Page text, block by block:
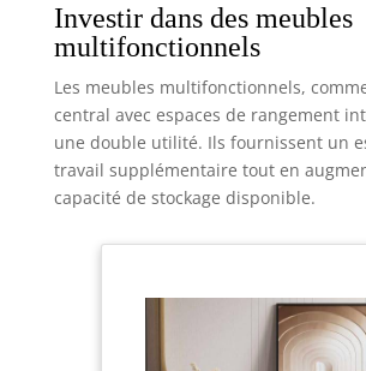
Investir dans des meubles
multifonctionnels
Les meubles multifonctionnels,
central avec espaces de rangement
une double utilité. Ils fournissent un
travail supplémentaire tout en
capacité de stockage disponible.